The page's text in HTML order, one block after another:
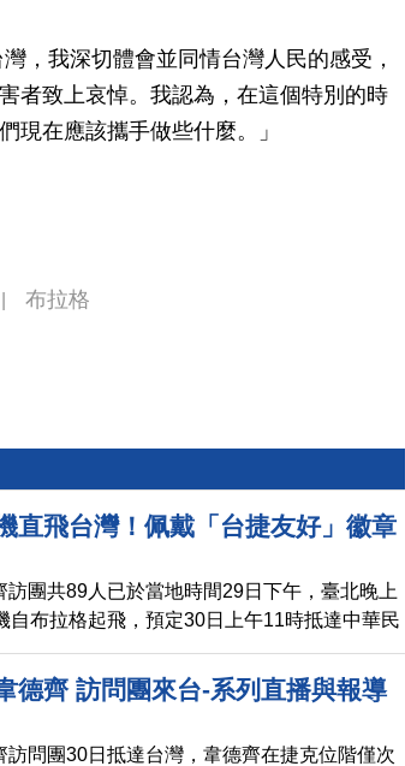
，我深切體會並同情台灣人民的感受，
者致上哀悼。我認為，在這個特別的時
現在應該攜手做些什麼。」
布拉格
直飛台灣！佩戴「台捷友好」徽章
訪團共89人已於當地時間29日下午，臺北晚上
自布拉格起飛，預定30日上午11時抵達中華民
89人登機前都提供核酸檢測陰性證明。
德齊 訪問團來台-系列直播與報導
訪問團30日抵達台灣，韋德齊在捷克位階僅次